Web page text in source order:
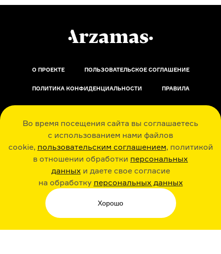
Во время посещения сайта вы соглашаетесь
с использованием нами файлов
cookie, пользовательским соглашением, политикой
в отношении обработки персональных
данных и даете свое согласие
на обработку персональных данных
Хорошо
О ПРОЕКТЕ ПОЛЬЗОВАТЕЛЬСКОЕ СОГЛАШЕНИЕ
ПОЛИТИКА КОНФИДЕНЦИАЛЬНОСТИ ПРАВИЛА
ОБРАТНАЯ СВЯЗЬ
РАДИО ARZAMAS ГУСЬГУСЬ
СТИКЕРЫ ARZAMAS